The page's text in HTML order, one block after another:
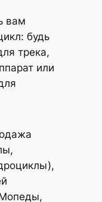
вам
будь
трека,
или